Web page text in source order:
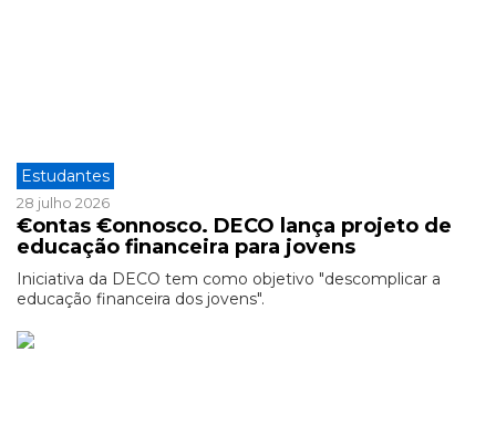
Estudantes
28 julho 2026
€ontas €onnosco. DECO lança projeto de
educação financeira para jovens
Iniciativa da DECO tem como objetivo "descomplicar a
educação financeira dos jovens".